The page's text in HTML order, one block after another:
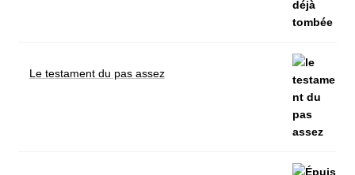
Le testament du pas assez